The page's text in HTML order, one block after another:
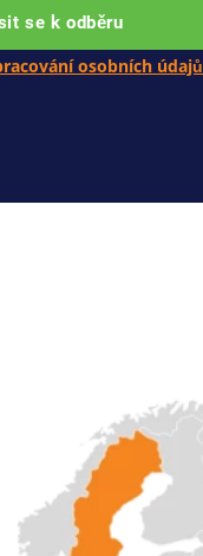
se k odběru
osobních údajů